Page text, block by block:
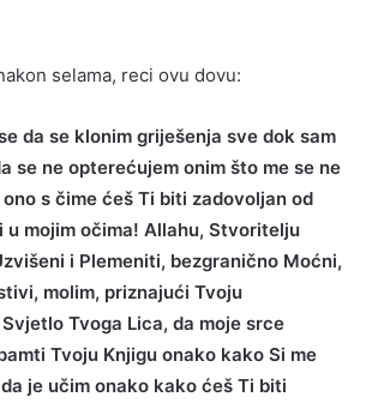
selama, reci ovu dovu:
da se klonim griješenja sve dok sam
se ne opterećujem onim što me se ne
s čime ćeš Ti biti zadovoljan od
u mojim očima! Allahu, Stvoritelju
i Plemeniti, bezgranično Moćni,
molim, priznajući Tvoju
Tvoga Lica, da moje srce
Tvoju Knjigu onako kako Si me
je učim onako kako ćeš Ti biti